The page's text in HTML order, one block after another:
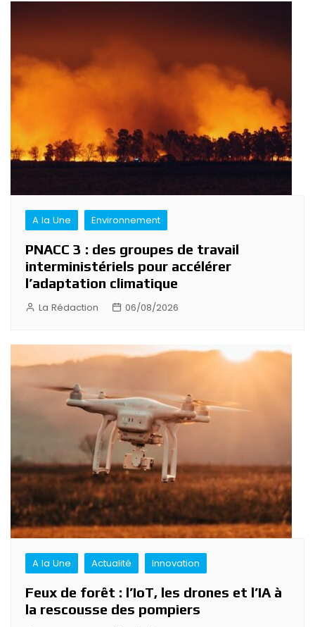
Navigation
de
l’article
A la Une Environnement
PNACC 3 : des groupes de travail
interministériels pour accélérer
l’adaptation climatique
La Rédaction 06/08/2026
A la Une Actualité Innovation
Feux de forêt : l’IoT, les drones et l’IA à
la rescousse des pompiers